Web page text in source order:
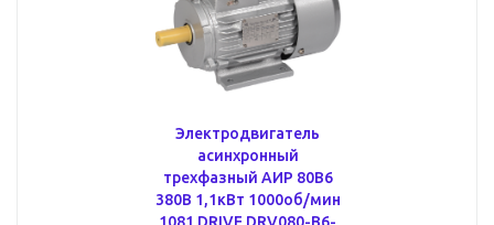
Электродвигатель
асинхронный
трехфазный АИР 80B6
380В 1,1кВт 1000об/мин